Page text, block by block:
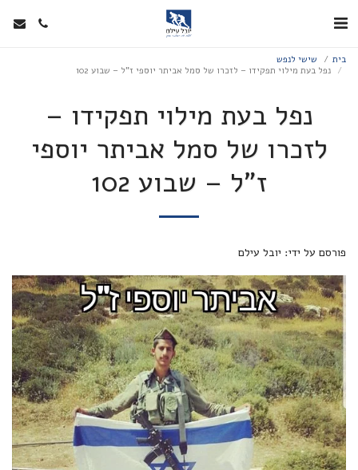
בית
שישי לנפש
נפל בעת מילוי תפקידו – לזכרו של סמל אביתר יוספי ז”ל – שבוע 102
נפל בעת מילוי תפקידו –
לזכרו של סמל אביתר יוספי
ז”ל – שבוע 102
פורסם על ידי: יובל עילם